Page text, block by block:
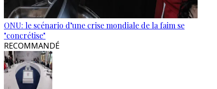
ONU: le scénario d’une crise mondiale de la faim se
"concrétise"
RECOMMANDÉ